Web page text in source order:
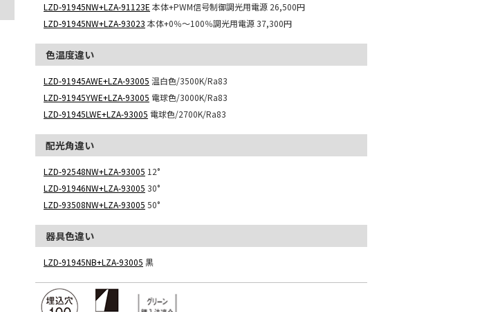
LZD-91945NW+LZA-91123E 本体+PWM信号制御調光用電源 26,500円
LZD-91945NW+LZA-93023 本体+0％～100％調光用電源37,300円
色温度違い
LZD-91945AWE+LZA-93005 温白色/3500K/Ra83
LZD-91945YWE+LZA-93005 電球色/3000K/Ra83
LZD-91945LWE+LZA-93005 電球色/2700K/Ra83
配光角違い
LZD-92548NW+LZA-93005 12°
LZD-91946NW+LZA-93005 30°
LZD-93508NW+LZA-93005 50°
器具色違い
LZD-91945NB+LZA-93005 黒